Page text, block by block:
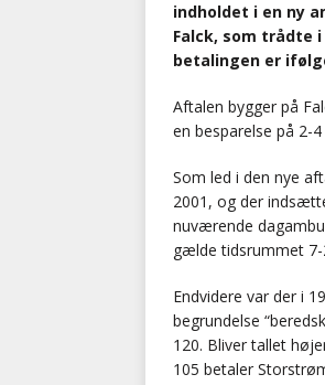
indholdet i en ny
Falck, som trådte
betalingen er
Aftalen bygger på
en besparelse på 2-
Som led i den nye
2001, og der
nuværende
gælde tidsrummet 7-
Endvidere var der i
begrundelse
120. Bliver tallet
105 betaler